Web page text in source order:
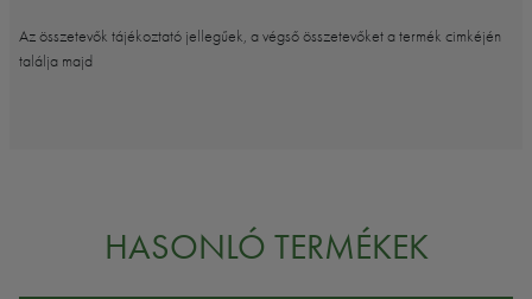
Az összetevők tájékoztató jellegűek, a végső összetevőket a termék cimkéjén
találja majd
HASONLÓ TERMÉKEK